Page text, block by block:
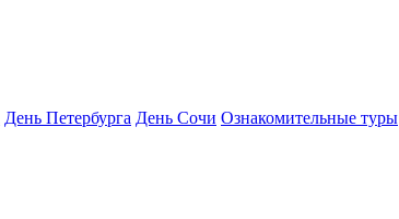
День Петербурга День Сочи Ознакомительные туры